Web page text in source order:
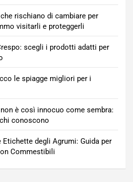
rischiano di cambiare per
visitarli e proteggerli
scegli i prodotti adatti per
le spiagge migliori per i
è così innocuo come sembra:
conoscono
degli Agrumi: Guida per
Commestibili